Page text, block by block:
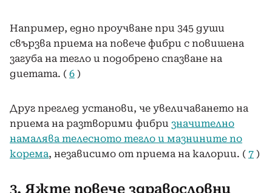
Например, едно проучване при 345 души
свързва приема на повече фибри с повишена
загуба на тегло и подобрено спазване на
диетата. ( 6 )
Друг преглед установи, че увеличаването на
приема на разтворими фибри значително
намалява телесното тегло и мазнините по
корема, независимо от приема на калории. ( 7 )
3. Яжте повече здравословни